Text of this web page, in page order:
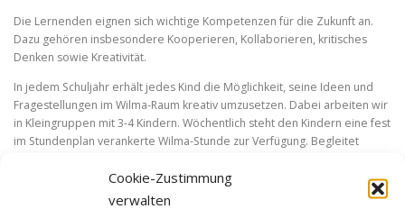
Cookie-Zustimmung
verwalten
Die Lernenden eignen sich wichtige Kompetenzen für die Zukunft an.
Dazu gehören insbesondere Kooperieren, Kollaborieren, kritisches
Denken sowie Kreativität.
In jedem Schuljahr erhält jedes Kind die Möglichkeit, seine Ideen und
Fragestellungen im Wilma-Raum kreativ umzusetzen. Dabei arbeiten wir
in Kleingruppen mit 3-4 Kindern. Wöchentlich steht den Kindern eine fest
im Stundenplan verankerte Wilma-Stunde zur Verfügung. Begleitet
Hier eine Zusammenstellung der Ideen und Erfindungen der Kinder: